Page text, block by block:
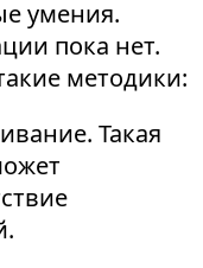
умения.
пока нет.
методики:
Такая